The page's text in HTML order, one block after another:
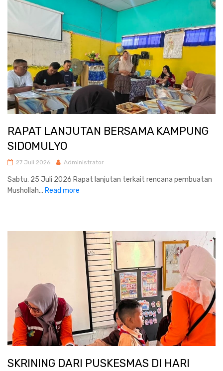
RAPAT LANJUTAN BERSAMA KAMPUNG
SIDOMULYO
27 Juli 2026 Administrator
Sabtu, 25 Juli 2026 Rapat lanjutan terkait rencana pembuatan
Mushollah... Read more
SKRINING DARI PUSKESMAS DI HARI